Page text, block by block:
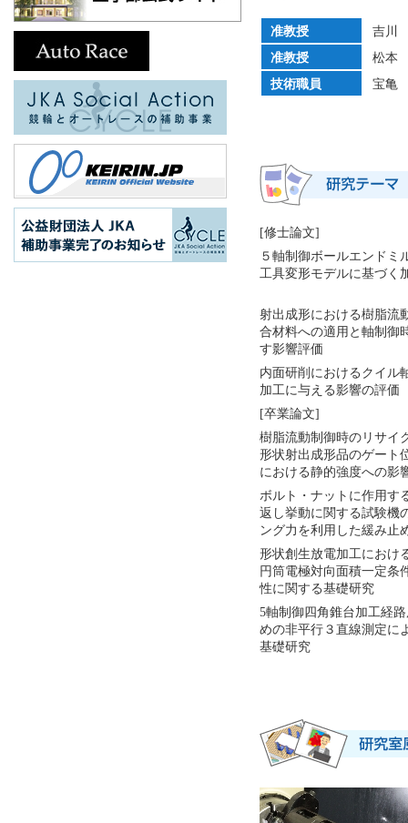
准教授
吉川
准教授
松本
技術職員
宝亀
[修士論文]
５軸制御ボールエンドミ
工具変形モデルに基づく
射出成形における樹脂流
合材料への適用と軸制御
す影響評価
内面研削におけるクイル
加工に与える影響の評価
[卒業論文]
樹脂流動制御時のリサイ
形状射出成形品のゲート
における静的強度への影
ボルト・ナットに作用す
返し挙動に関する試験機
ング力を利用した緩み止
形状創生放電加工におけ
円筒電極対向面積一定条
性に関する基礎研究
5軸制御四角錐台加工経
めの非平行３直線測定に
基礎研究